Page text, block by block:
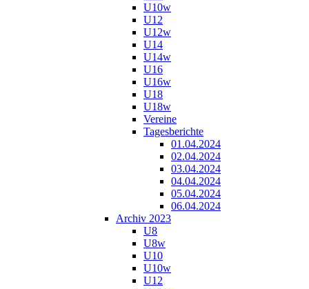
U10w
U12
U12w
U14
U14w
U16
U16w
U18
U18w
Vereine
Tagesberichte
01.04.2024
02.04.2024
03.04.2024
04.04.2024
05.04.2024
06.04.2024
Archiv 2023
U8
U8w
U10
U10w
U12